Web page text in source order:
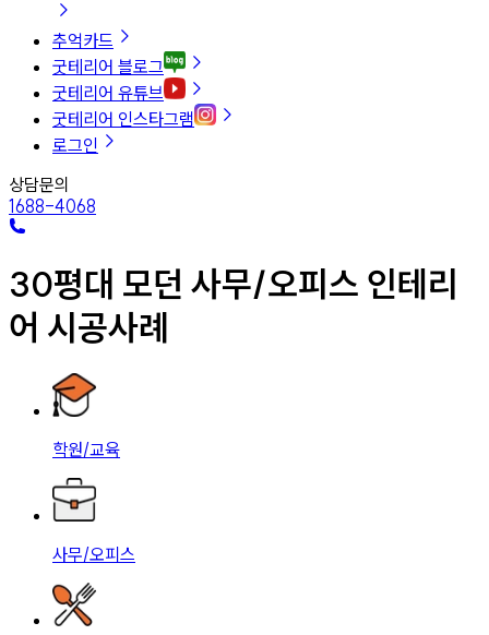
추억카드
굿테리어 블로그
굿테리어 유튜브
굿테리어 인스타그램
로그인
상담문의
1688-4068
30평대 모던 사무/오피스 인테리
어 시공사례
학원/교육
사무/오피스